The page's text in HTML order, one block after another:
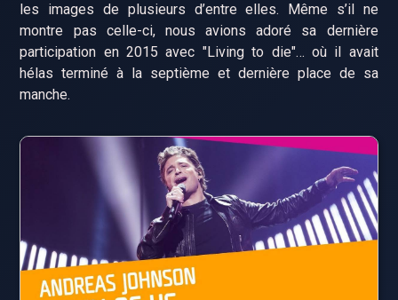
les images de plusieurs d’entre elles. Même s’il ne
montre pas celle-ci, nous avions adoré sa dernière
participation en 2015 avec "Living to die"… où il avait
hélas terminé à la septième et dernière place de sa
manche.